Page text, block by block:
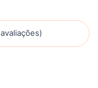
avaliações)